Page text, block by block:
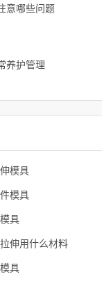
意哪些问题
养护管理
模具
模具
具
伸用什么材料
具